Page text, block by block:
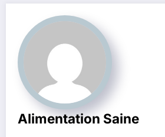
Alimentation Saine